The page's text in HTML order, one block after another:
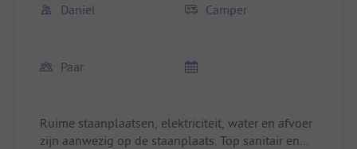
Daniel Camper
Paar
Ruime staanplaatsen, elektriciteit, water en afvoer
zijn aanwezig op de staanplaats. Top sanitair en